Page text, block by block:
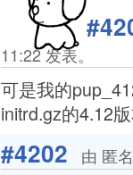
11:22 发表。
可是我的
initrd.gz的4.12
#4202 由 匿